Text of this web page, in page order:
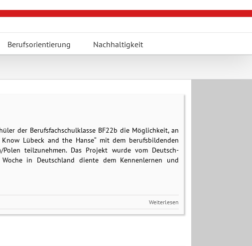
Berufsorientierung Nachhaltigkeit
der Berufsfachschulklasse BF22b die Möglichkeit, an
Lübeck and the Hanse“ mit dem berufsbildenden
Polen teilzunehmen. Das Projekt wurde vom Deutsch-
in Deutschland diente dem Kennenlernen und
Weiterlesen